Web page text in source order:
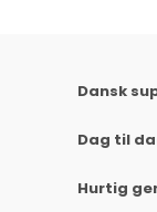
Dansk
Dag til
Hurtig